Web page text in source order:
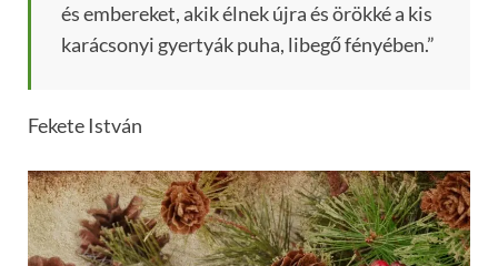
és embereket, akik élnek újra és örökké a kis
karácsonyi gyertyák puha, libegő fényében.”
Fekete István